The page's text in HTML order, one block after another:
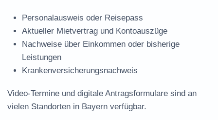
Personalausweis oder Reisepass
Aktueller Mietvertrag und Kontoauszüge
Nachweise über Einkommen oder bisherige
Leistungen
Krankenversicherungsnachweis
Video-Termine und digitale Antragsformulare sind an
vielen Standorten in Bayern verfügbar.